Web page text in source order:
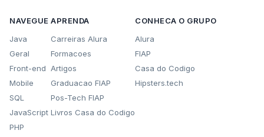
NAVEGUE
Java
Geral
Front-end
Mobile
SQL
JavaScript
PHP
APRENDA
Carreiras Alura
Formacoes
Artigos
Graduacao FIAP
Pos-Tech FIAP
Livros Casa do Codigo
CONHECA O GRUPO
Alura
FIAP
Casa do Codigo
Hipsters.tech